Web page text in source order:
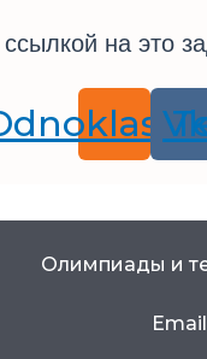
на это
Олимпиады и